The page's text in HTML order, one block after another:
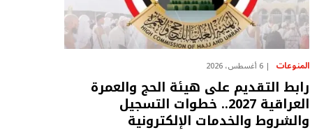
المنوعات 6 أغسطس، 2026
رابط التقديم على هيئة الحج والعمرة
العراقية 2027.. خطوات التسجيل
والشروط والخدمات الإلكترونية